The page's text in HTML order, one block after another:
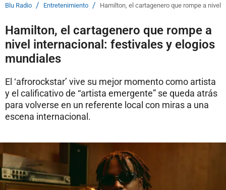
Blu Radio / Entretenimiento / Hamilton, el cartagenero que rompe a
Hamilton, el cartagenero que rompe a
nivel internacional: festivales y elogios
mundiales
El ‘afrorockstar’ vive su mejor momento como artista
y el calificativo de “artista emergente” se queda atrás
para volverse en un referente local con miras a una
escena internacional.